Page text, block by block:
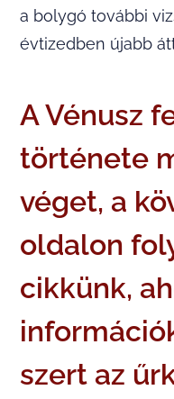
a bolygó további
évtizedben újabb
A Vénusz
története
véget, a
oldalon
cikkünk,
szert az